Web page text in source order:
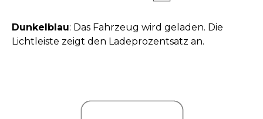
Dunkelblau: Das Fahrzeug wird geladen. Die
Lichtleiste zeigt den Ladeprozentsatz an.